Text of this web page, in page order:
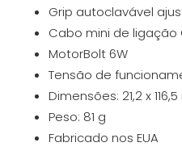
Grip autoclavável
Cabo mini de ligação
MotorBolt 6W
Tensão de
Dimensões: 21,2 x
Peso: 81 g
Fabricado nos EUA